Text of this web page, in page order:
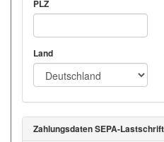
PLZ
Land
Zahlungsdaten SEPA-Lastschrift